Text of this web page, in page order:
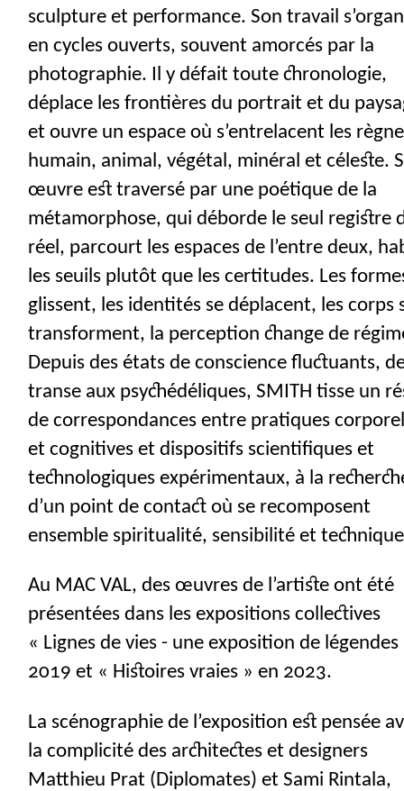
sculpture et performance. Son travail
en cycles ouverts, souvent amorcés par la
photographie. Il y défait toute chronologie,
déplace les frontières du portrait et du
et ouvre un espace où s’entrelacent les
humain, animal, végétal, minéral et céleste.
œuvre est traversé par une poétique de la
métamorphose, qui déborde le seul registre
réel, parcourt les espaces de l’entre deux,
les seuils plutôt que les certitudes. Les
glissent, les identités se déplacent, les corps
transforment, la perception change de
Depuis des états de conscience fluctuants,
transe aux psychédéliques,SMITH tisse un
de correspondances entre pratiques
et cognitives et dispositifs scientifiques et
technologiques expérimentaux, à la
d’un point de contact où se recomposent
ensemble spiritualité, sensibilité et
Au MAC VAL, des œuvres de l’artiste ont été
présentées dans les expositions collectives
« Lignes de vies - une exposition de légendes
2019 et « Histoires vraies » en 2023.
La scénographie de l’exposition est pensée
la complicité des architectes et designers
Matthieu Prat (Diplomates) et Sami Rintala,